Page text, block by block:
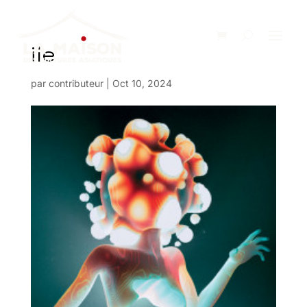
ile
par contributeur| Oct 10, 2024